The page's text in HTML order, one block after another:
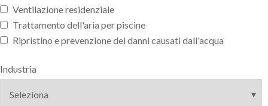
Ventilazione residenziale
Trattamento dell'aria per piscine
Ripristino e prevenzione dei danni causati dall'acqua
Industria